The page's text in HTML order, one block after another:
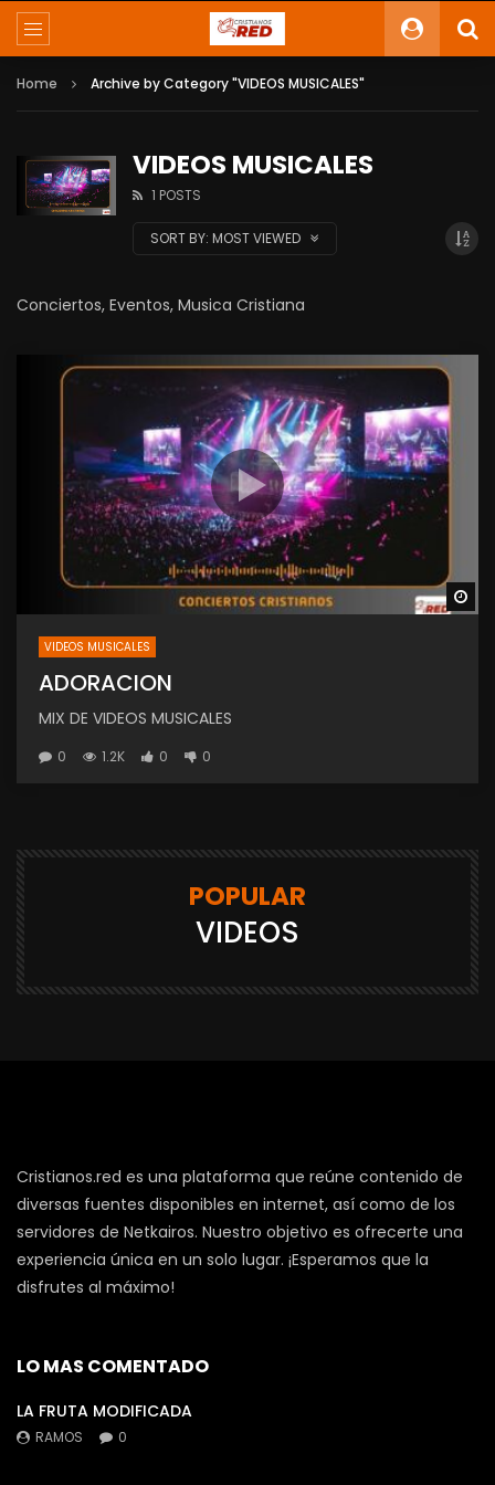
Home Archive by Category "VIDEOS MUSICALES"
VIDEOS MUSICALES
1 POSTS
SORT BY: MOST VIEWED
Conciertos, Eventos, Musica Cristiana
VIDEOS MUSICALES
ADORACION
MIX DE VIDEOS MUSICALES
0 1.2K 0 0
POPULAR
VIDEOS
Cristianos.red es una plataforma que reúne contenido de
diversas fuentes disponibles en internet, así como de los
servidores de Netkairos. Nuestro objetivo es ofrecerte una
experiencia única en un solo lugar. ¡Esperamos que la
disfrutes al máximo!
LO MAS COMENTADO
LA FRUTA MODIFICADA
RAMOS 0